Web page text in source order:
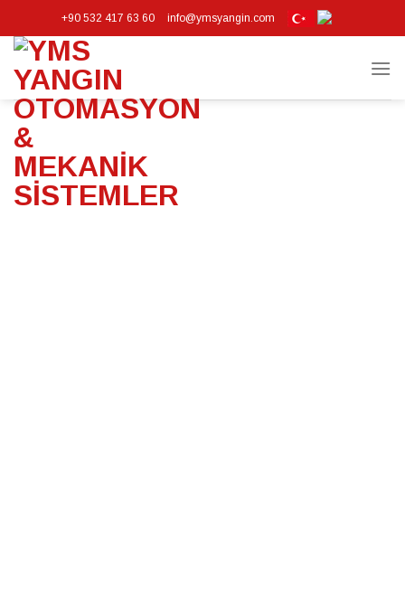
+90 532 417 63 60 info@ymsyangin.com
DANIŞMANLIK